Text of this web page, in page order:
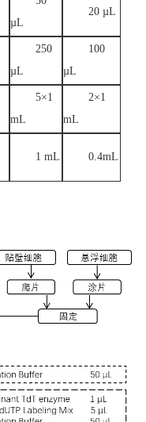
µL
20 µL
250
µL
100
µL
5×1
mL
2×1
mL
1 mL 0.4mL